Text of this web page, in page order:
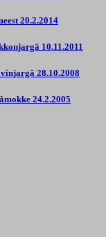
20.2.2014
10.11.2011
28.10.2008
24.2.2005